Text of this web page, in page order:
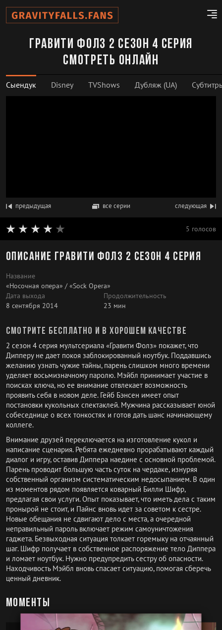
Гравити Фолз 2 сезон 4 серия
смотреть онлайн
Сыендук Disney TVShows Дубляж (UA)
предыдущая все серии следующая
5 голосов
Описание Гравити Фолз 2 сезон 4 серия
Название
«Носочная опера» / «Sock Opera»
Дата выхода
8 сентября 2014
Продолжительность
23 мин
Смотрите бесплатно и в хорошем качестве
2 сезон 4 серия мультсериала «Гравити Фолз» покажет, что
Дипперу не дает покоя заблокированный ноутбук. Поддавшись
желанию узнать чужие тайны, парень слишком много времени
уделяет восьмизначному паролю. Мэйбл принимает участие в
поисках ключа, но ее внимание отвлекает возможность
проявить себя в новом деле. Гейб Бэнсен имеет опыт
постановки кукольных спектаклей. Мужчина рассказывает юной
собеседнице о всех тонкостях и готов дать шанс начинающему
коллеге.
Внимание друзей переключается на изготовление кукол и
написание сценария. Ребята ежедневно прорабатывают каждый
диалог и игру, оставив Диппера наедине с основной проблемой.
Парень проводит большую часть суток на чердаке, изнуряя
собственный организм систематическим недосыпанием. В один
из моментов рядом появляется коварный Билли Шифр,
предлагая свои услуги. Опыт показывает, что иметь дела с таким
пронырой не стоит, и Пайнс вновь идет за советом к сестре.
Новые обещания не сдвигают дело с места, а очередной
неправильный пароль включает режим самоуничтожения
гаджета. Безвыходная ситуация толкает горемыку на отчаянный
шаг. Шифр получает в собственное распоряжение тело Диппера
и ломает ноутбук. Нужно предупредить сестру об опасности.
Находчивость Мэйбл вновь спасает ситуацию, помогая сберечь
ценный дневник.
Моменты